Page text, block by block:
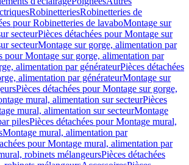
RobinetteriesRobinetteries de
pour Robinetteries de lavaboMontage sur
secteurPièces détachées pour Montage sur
secteurMontage sur gorge, alimentation par
pour Montage sur gorge, alimentation par
alimentation par générateurPièces détachées
alimentation par générateurMontage sur
Pièces détachées pour Montage sur gorge,
mural, alimentation sur secteurPièces
mural, alimentation sur secteurMontage
pilesPièces détachées pour Montage mural,
Montage mural, alimentation par
pour Montage mural, alimentation par
robinets mélangeursPièces détachées